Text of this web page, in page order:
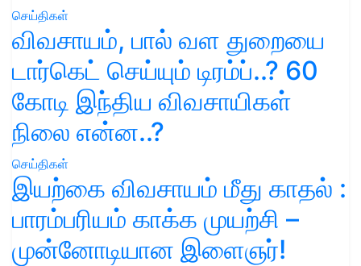
செய்திகள்
விவசாயம், பால் வள துறையை
டார்கெட் செய்யும் டிரம்ப்..? 60
கோடி இந்திய விவசாயிகள்
நிலை என்ன..?
செய்திகள்
இயற்கை விவசாயம் மீது காதல் :
பாரம்பரியம் காக்க முயற்சி –
முன்னோடியான இளைஞர்!